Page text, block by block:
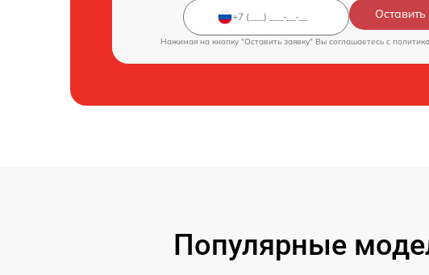
Нажимая на кнопку "Оставить заявку" Вы соглашаетесь c
Популярные